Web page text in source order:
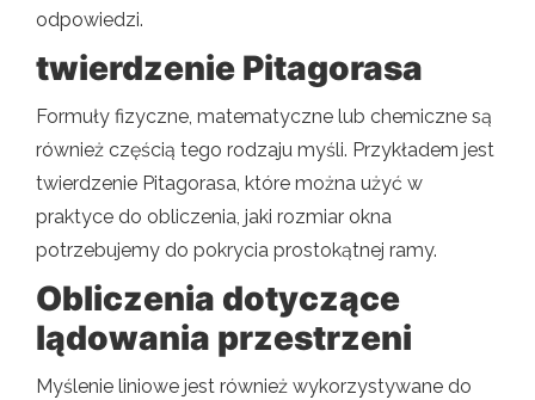
odpowiedzi.
twierdzenie Pitagorasa
Formuły fizyczne, matematyczne lub chemiczne są
również częścią tego rodzaju myśli. Przykładem jest
twierdzenie Pitagorasa, które można użyć w
praktyce do obliczenia, jaki rozmiar okna
potrzebujemy do pokrycia prostokątnej ramy.
Obliczenia dotyczące
lądowania przestrzeni
Myślenie liniowe jest również wykorzystywane do